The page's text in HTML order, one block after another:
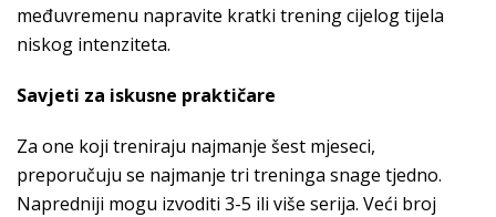
međuvremenu napravite kratki trening cijelog tijela
niskog intenziteta.
Savjeti za iskusne praktičare
Za one koji treniraju najmanje šest mjeseci,
preporučuju se najmanje tri treninga snage tjedno.
Napredniji mogu izvoditi 3-5 ili više serija. Veći broj